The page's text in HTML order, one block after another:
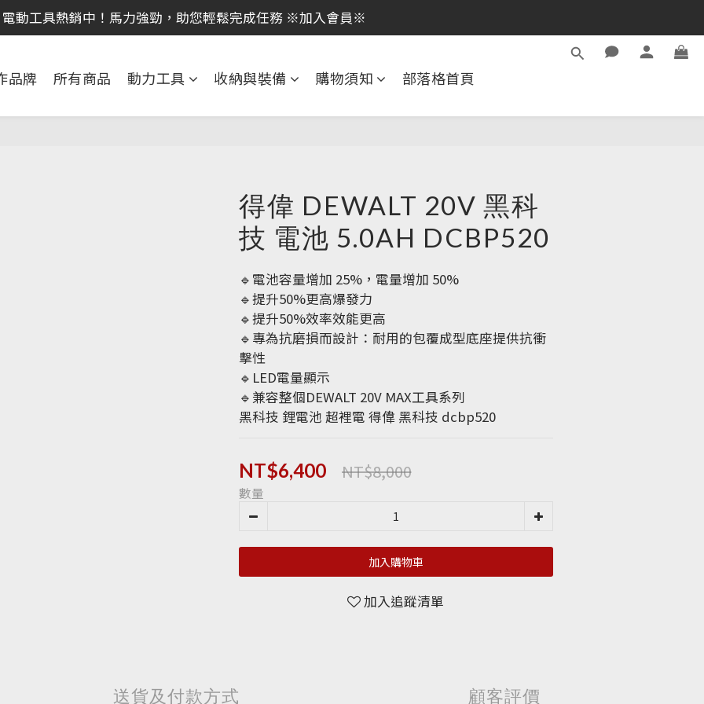
全館消費滿 NT$599 即享免運費，工具補貨趁現在！立即逛活動商品
全館消費滿 NT$599 即享免運費，工具補貨趁現在！立即逛活動商品
品牌 所有商品 動力工具 收納與裝備 購物須知 部落格首頁
得偉 DEWALT 20V 黑科
技 電池 5.0AH DCBP520
🔹電池容量增加 25%，電量增加 50%
🔹提升50%更高爆發力
🔹提升50%效率效能更高
🔹專為抗磨損而設計：耐用的包覆成型底座提供抗衝
擊性
🔹LED電量顯示
🔹兼容整個DEWALT 20V MAX工具系列
黑科技 鋰電池 超裡電 得偉 黑科技 dcbp520
NT$6,400 NT$8,000
數量
加入購物車
加入追蹤清單
送貨及付款方式 顧客評價